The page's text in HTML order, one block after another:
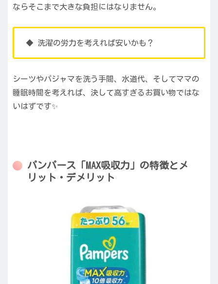
ならそこまで大きな負担にはなりません。
◆ 洗濯の労力を考えれば安いかも？
シーツやパジャマを洗う手間、水道代、そしてママの
睡眠時間を考えれば、決して高すぎるお買い物ではな
いはずです✨
パンパース「MAX吸収力」の特徴とメ
リット・デメリット